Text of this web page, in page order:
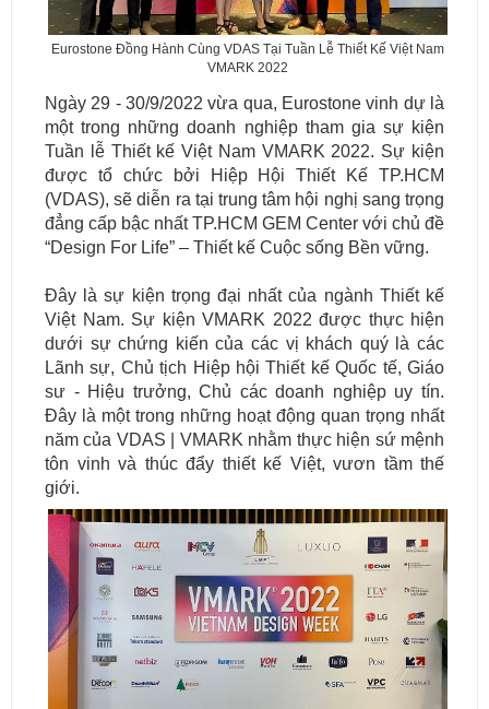
Eurostone Đồng Hành Cùng VDAS Tại Tuần Lễ Thiết Kế Việt Nam
VMARK 2022
Ngày 29 - 30/9/2022 vừa qua, Eurostone vinh dự là
một trong những doanh nghiệp tham gia sự kiện
Tuần lễ Thiết kế Việt Nam VMARK 2022. Sự kiện
được tổ chức bởi Hiệp Hội Thiết Kế TP.HCM
(VDAS), sẽ diễn ra tại trung tâm hội nghị sang trọng
đẳng cấp bậc nhất TP.HCM GEM Center với chủ đề
“Design For Life” – Thiết kế Cuộc sống Bền vững.
Đây là sự kiện trọng đại nhất của ngành Thiết kế
Việt Nam. Sự kiện VMARK 2022 được thực hiện
dưới sự chứng kiến của các vị khách quý là các
Lãnh sự, Chủ tịch Hiệp hội Thiết kế Quốc tế, Giáo
sư - Hiệu trưởng, Chủ các doanh nghiệp uy tín.
Đây là một trong những hoạt động quan trọng nhất
năm của VDAS | VMARK nhằm thực hiện sứ mệnh
tôn vinh và thúc đẩy thiết kế Việt, vươn tầm thế
giới.